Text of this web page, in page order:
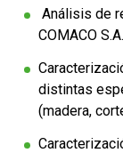
Análisis de
COMACO S.A.
distintas
(madera,